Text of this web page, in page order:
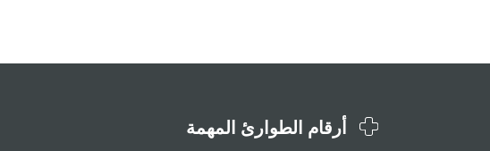
أرقام الطوارئ المهمة